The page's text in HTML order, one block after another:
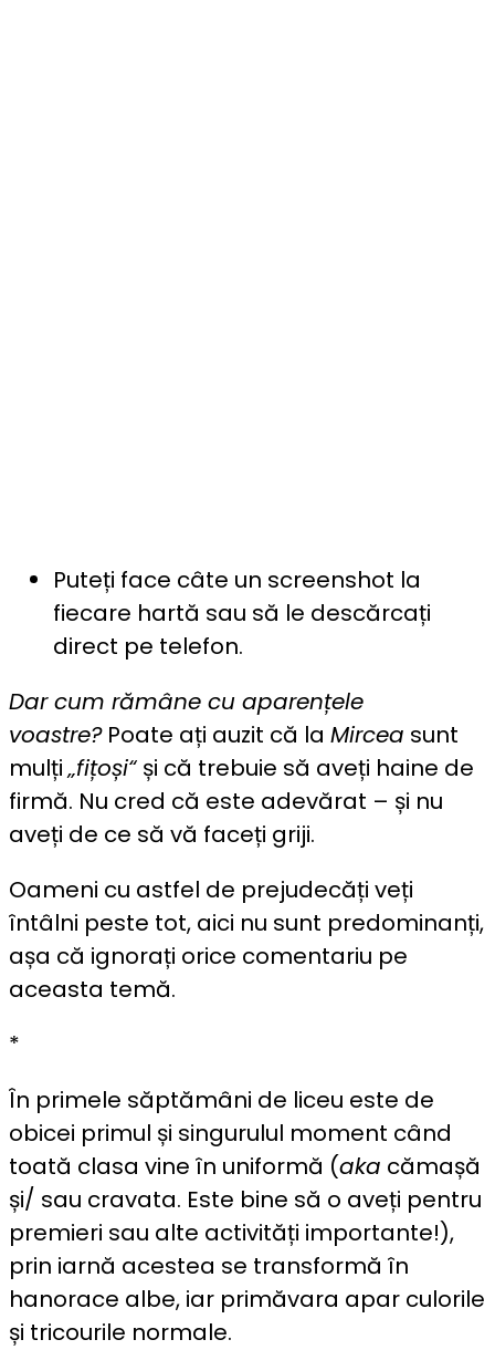
Puteți face câte un screenshot la
fiecare hartă sau să le descărcați
direct pe telefon.
Dar cum rămâne cu aparențele
voastre?Poate ați auzit că la Mircea sunt
mulți„fițoși“ și că trebuie să aveți haine de
firmă. Nu cred că este adevărat – și nu
aveți de ce să vă faceți griji.
Oameni cu astfel de prejudecăți veți
întâlni peste tot, aici nu sunt predominanți,
așa că ignorați orice comentariu pe
aceasta temă.
*
În primele săptămâni de liceu este de
obicei primul și singurulul moment când
toată clasa vine în uniformă (aka cămașă
și/ sau cravata. Este bine să o aveți pentru
premieri sau alte activități importante!),
prin iarnă acestea se transformă în
hanorace albe, iar primăvara apar culorile
și tricourile normale.